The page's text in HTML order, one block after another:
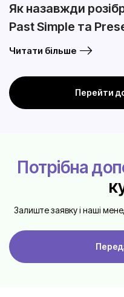
Як назавжди
Past Simple та
Читати більше
Перейти
Потрібна
Залиште заявку і наші